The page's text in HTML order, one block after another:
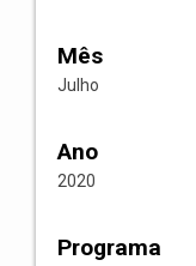
Mês
Julho
Ano
2020
Programa